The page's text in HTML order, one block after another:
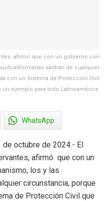
afirmó que con un gobierno con
saldrán de cualquier
con un Sistema de Protección Civil
un ejemplo para todo Latinoamérica.
WhatsApp
de octubre de 2024.- El
afirmó que con un
los y las
circunstancia, porque
de Protección Civil que